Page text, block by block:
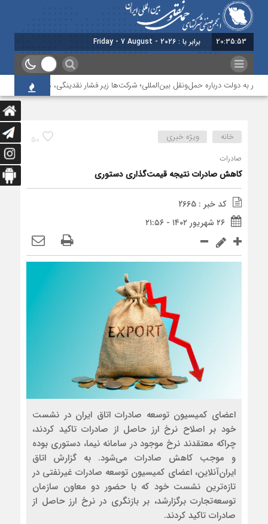
20:35:54 برابر با : Friday - 7 August - 2026
به دولت درباره حمل‌ونقل بین‌المللی؛ شرکت‌ها زیر فشار نقدینگی، مالیات و افت عملیات
50 خانه ویژه خبری
صادرات
کاهش صادرات نتیجه قیمت‌گذاری دستوری
کد خبر : 2665
۲۶ شهریور ۱۴۰۲ - ۲۱:۵۶
اعضای کمیسیون توسعه صادرات اتاق ایران در نشست
خود بر اصلاح نرخ ارز حاصل از صادرات تاکید کردند،
چراکه معتقدند نرخ موجود در سامانه نیما، دستوری ‌‌‌‌‌‌‌بوده
و موجب کاهش صادرات می‌شود. به گزارش اتاق
ایران‌آنلاین، اعضای کمیسیون توسعه صادرات غیرنفتی در
تازه‌‌‌‌‌‌‌ترین نشست خود که با حضور دو معاون سازمان
توسعه‌تجارت برگزارشد، بر بازنگری در نرخ ارز حاصل از
صادرات تاکید کردند.